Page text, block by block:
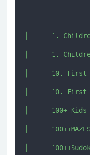
│      1.
│      1.
│      10. First
│      10. First
│      100+ Kids
│
│